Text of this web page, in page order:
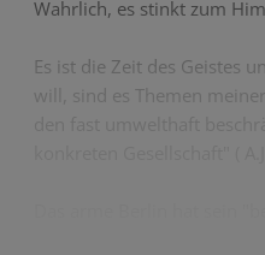
Wahrlich, es stinkt zum
Es ist die Zeit des Geistes
will, sind es Themen